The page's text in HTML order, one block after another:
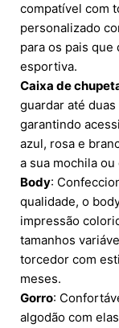
compatível com
personalizado
para os pais
esportiva.
Caixa de
guardar até
garantindo
azul, rosa e
a sua mochila
Body:
qualidade, o
impressão
tamanhos
torcedor com
meses.
Gorro:
algodão com